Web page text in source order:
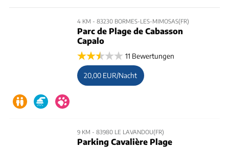
4 KM - 83230 BORMES-LES-MIMOSAS(FR)
Parc de Plage de Cabasson
Capalo
11 Bewertungen
20,00 EUR/Nacht
9 KM - 83980 LE LAVANDOU(FR)
Parking Cavalière Plage